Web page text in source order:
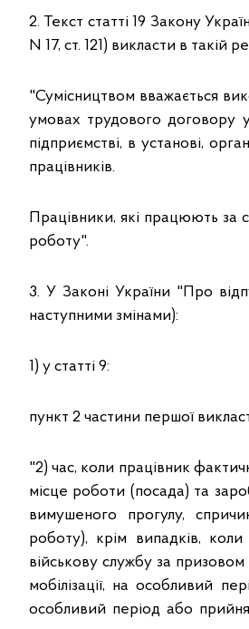
2. Текст статті 19 Закону
N 17, ст. 121) викласти в такій
"Сумісництвом вважається
умовах трудового договору
підприємстві, в установі,
працівників.
Працівники, які працюють за
роботу".
3. У Законі України "Про
наступними змінами):
1) у статті 9:
пункт 2 частини першої
"2) час, коли працівник
місце роботи (посада) та
вимушеного прогулу,
роботу), крім випадків,
військову службу за
мобілізації, на особливий
особливий період або